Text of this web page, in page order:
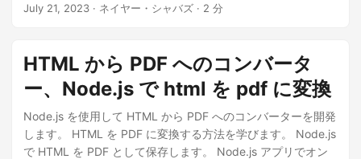
て HTML から PDF への変換を簡単に実行する方法を検討しま
す。
July 21, 2023 · ネイヤー・シャバズ · 2 分
HTML から PDF へのコンバータ
ー、Node.js で html を pdf に変換
Node.js を使用して HTML から PDF へのコンバーターを開発
します。 HTML を PDF に変換する方法を学びます。 Node.js
で HTML を PDF として保存します。 Node.js アプリでオン